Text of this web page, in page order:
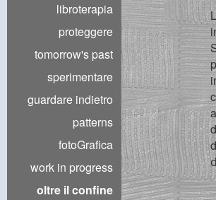
libroterapia
proteggere
tomorrow's past
sperimentare
guardare indietro
patterns
fotoGrafica
work in progress
oltre il confine